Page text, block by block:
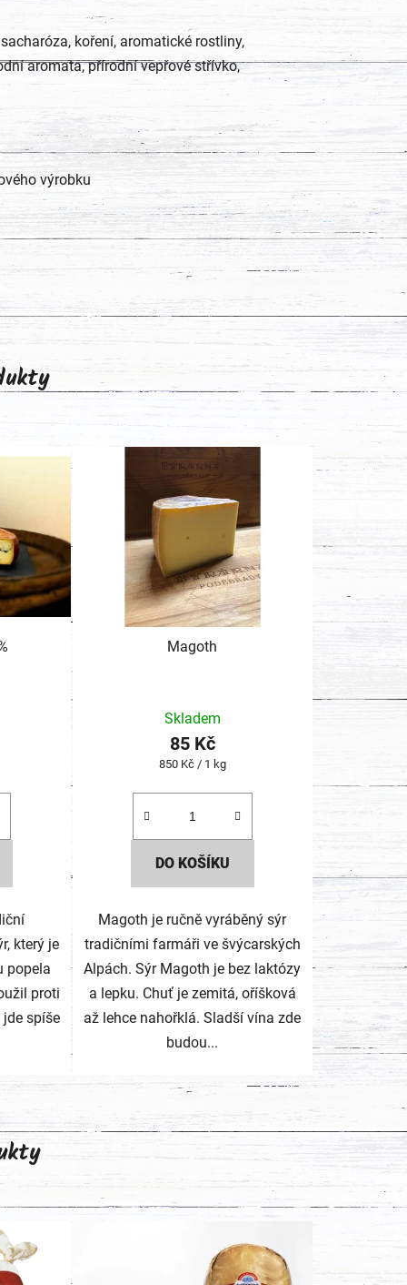
koření, aromatické rostliny,
aromata, přírodní vepřové střívko,
výrobku
který je
popela
proti
spíše
Magoth
Skladem
85 Kč
Měrná
850 Kč / 1 kg
DO KOŠÍKU
Magoth je ručně vyráběný sýr
tradičními farmáři ve švýcarských
Alpách. Sýr Magoth je bez laktózy
a lepku. Chuť je zemitá, oříšková
až lehce nahořklá. Sladší vína zde
budou...